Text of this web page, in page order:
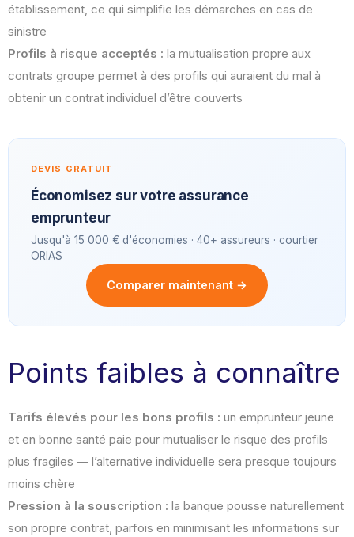
établissement, ce qui simplifie les démarches en cas de
sinistre
Profils à risque acceptés : la mutualisation propre aux
contrats groupe permet à des profils qui auraient du mal à
obtenir un contrat individuel d’être couverts
DEVIS GRATUIT
Économisez sur votre assurance
emprunteur
Jusqu'à 15 000 € d'économies · 40+ assureurs · courtier
ORIAS
Comparer maintenant →
Points faibles à connaître
Tarifs élevés pour les bons profils : un emprunteur jeune
et en bonne santé paie pour mutualiser le risque des profils
plus fragiles — l’alternative individuelle sera presque toujours
moins chère
Pression à la souscription : la banque pousse naturellement
son propre contrat, parfois en minimisant les informations sur